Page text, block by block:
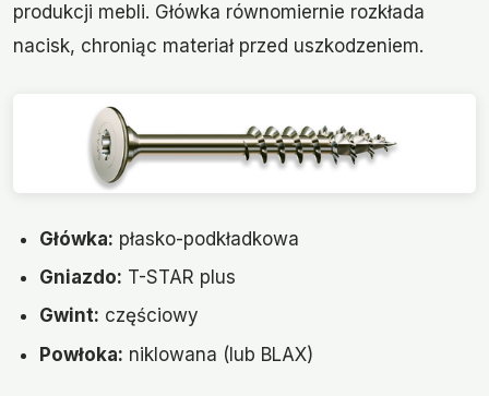
produkcji mebli. Główka równomiernie rozkłada
nacisk, chroniąc materiał przed uszkodzeniem.
Główka: płasko-podkładkowa
Gniazdo: T-STAR plus
Gwint: częściowy
Powłoka: niklowana (lub BLAX)